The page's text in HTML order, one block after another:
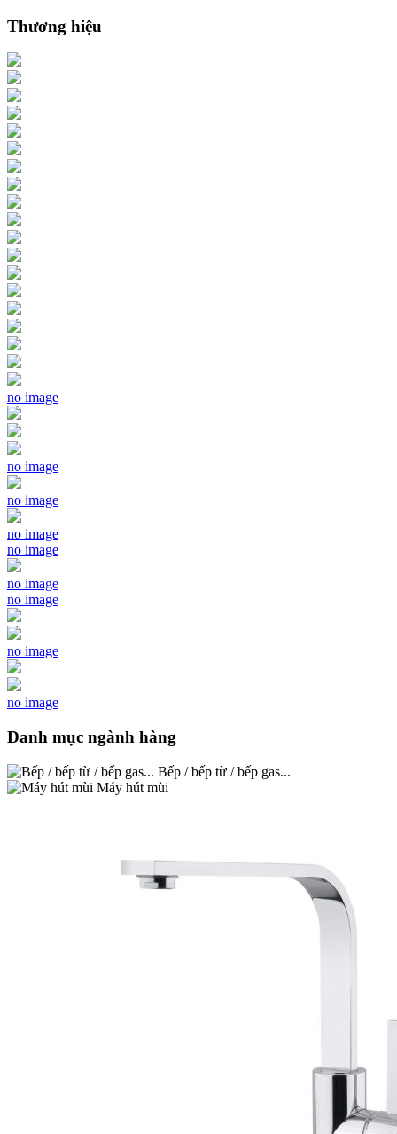
Thương hiệu
no image
no image
no image
no image
no image
no image
no image
no image
no image
Danh mục ngành hàng
Bếp / bếp từ / bếp gas...
Máy hút mùi